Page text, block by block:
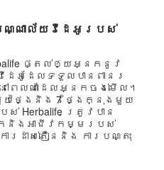
ណាល័យវីដេអូរបស់
ផ្តល់ឲ្យអ្នកនូវ
េអូដែលទទួលបានពានរ
ៅពេលណាដែលអ្នកចង់មើល។
យថ្ងៃនិង 7 ថ្ងៃក្នុងមួយ
Herbalife ត្រូវបាន
កនិងអាជីវកម្មរបស់
រដាស់តឿននិង ការបណ្តុះ